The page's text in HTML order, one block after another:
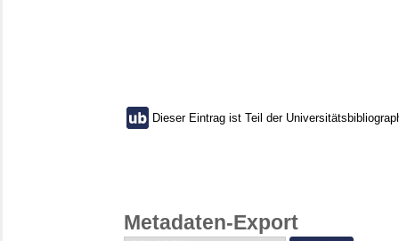
Dieser Eintrag ist Teil der
Metadaten-Export